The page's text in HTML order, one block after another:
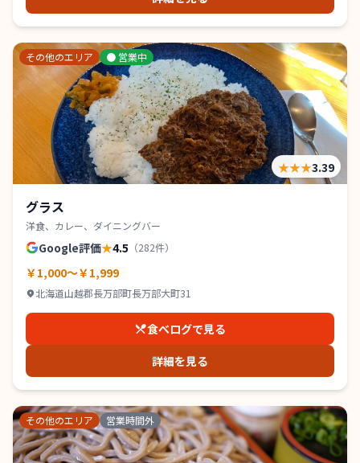
その他のエリア ● 営業中
★★★3.39
グラス
洋食、カレー、ダイニングバー
Google評価★4.5 （282件）
￥1,000～￥1,999
北海道山越郡長万部町長万部大町31
食べログで見る
詳細を見る
その他のエリア 営業時間外